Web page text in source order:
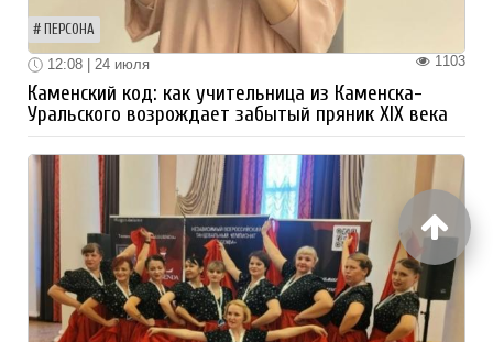
ПЕРСОНА
1103
12:08 | 24 июля
Каменский код: как учительница из Каменска-
Уральского возрождает забытый пряник XIX века